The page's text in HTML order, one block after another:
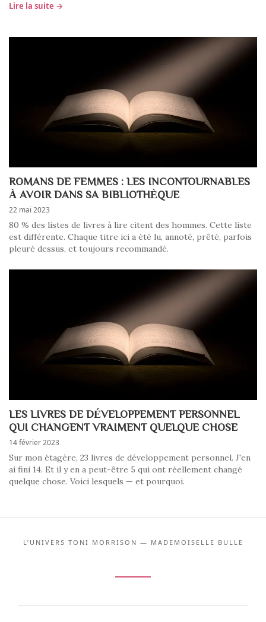
Lire la suite →
ROMANS DE FEMMES : LES INCONTOURNABLES
À AVOIR DANS SA BIBLIOTHÈQUE
22 mai 2023
80 % des listes de livres à lire citent des hommes. Cette liste
est différente. Chaque titre ici a été lu, annoté, prêté, parfois
pleuré dessus, et toujours recommandé.
LES LIVRES DE DÉVELOPPEMENT PERSONNEL
QUI CHANGENT VRAIMENT QUELQUE CHOSE
14 février 2023
Sur mon étagère, 23 livres de développement personnel. J'en
ai fini 14. Et il y en a peut-être 5 qui ont réellement changé
quelque chose. Voici lesquels — et pourquoi.
L’UNIVERS TONI MORRISON — MADEMOISELLE BULLE